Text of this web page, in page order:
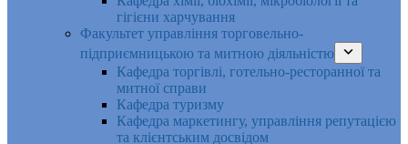
гігієни харчування
Факультет управління торговельно-
підприємницькою та митною діяльністю
Кафедра торгівлі, готельно-ресторанної та
митної справи
Кафедра туризму
Кафедра маркетингу, управління репутацією
та клієнтським досвідом